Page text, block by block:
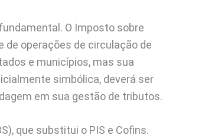
O Imposto sobre
de operações de circulação de
e municípios, mas sua
simbólica, deverá ser
em sua gestão de tributos.
que substitui o PIS e Cofins.